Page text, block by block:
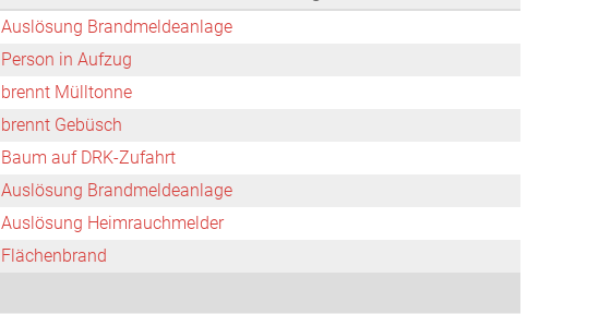
Auslösung Brandmeldeanlage
Person in Aufzug
brennt Mülltonne
brennt Gebüsch
Baum auf DRK-Zufahrt
Auslösung Brandmeldeanlage
Auslösung Heimrauchmelder
Flächenbrand